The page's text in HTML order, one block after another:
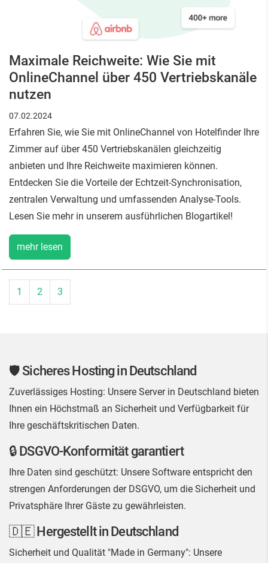
Maximale Reichweite: Wie Sie mit
OnlineChannel über 450 Vertriebskanäle
nutzen
07.02.2024
Erfahren Sie, wie Sie mit OnlineChannel von Hotelfinder Ihre
Zimmer auf über 450 Vertriebskanälen gleichzeitig
anbieten und Ihre Reichweite maximieren können.
Entdecken Sie die Vorteile der Echtzeit-Synchronisation,
zentralen Verwaltung und umfassenden Analyse-Tools.
Lesen Sie mehr in unserem ausführlichen Blogartikel!
mehr lesen
1 2 3
🛡️ Sicheres Hosting in Deutschland
Zuverlässiges Hosting: Unsere Server in Deutschland bieten
Ihnen ein Höchstmaß an Sicherheit und Verfügbarkeit für
Ihre geschäftskritischen Daten.
🔒 DSGVO-Konformität garantiert
Ihre Daten sind geschützt: Unsere Software entspricht den
strengen Anforderungen der DSGVO, um die Sicherheit und
Privatsphäre Ihrer Gäste zu gewährleisten.
🇩🇪 Hergestellt in Deutschland
Sicherheit und Qualität "Made in Germany": Unsere